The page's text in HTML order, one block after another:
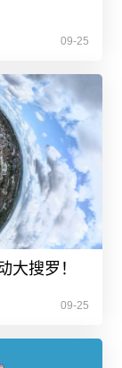
09-25
大搜罗！
09-25